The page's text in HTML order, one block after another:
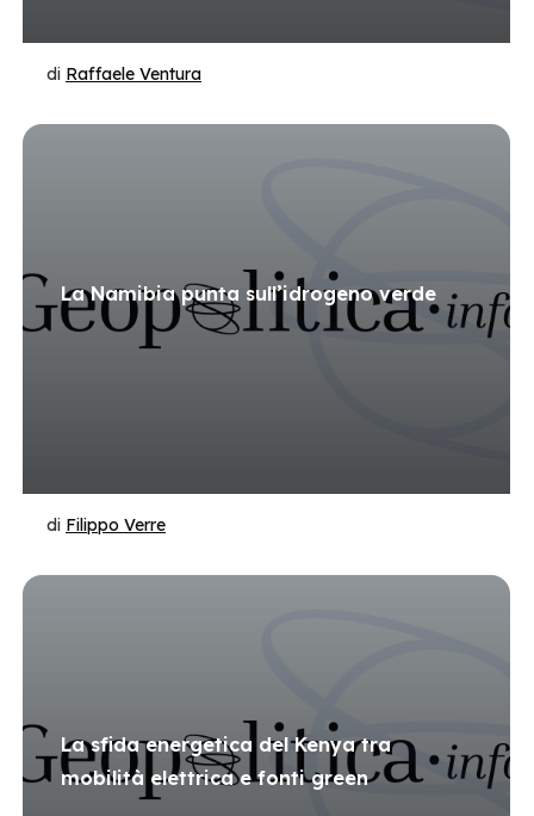
di Raffaele Ventura
La Namibia punta sull’idrogeno verde
di Filippo Verre
La sfida energetica del Kenya tra
mobilità elettrica e fonti green